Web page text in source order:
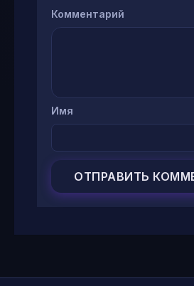
Комментарий
Имя